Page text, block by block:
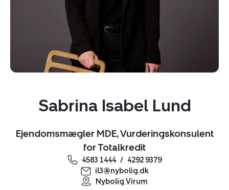
Sabrina Isabel Lund
Ejendomsmægler MDE, Vurderingskonsulent
for Totalkredit
4583 1444
4292 9379
il3@nybolig.dk
Nybolig Virum
Del via mail